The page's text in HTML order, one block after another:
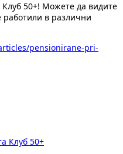
50+! Можете да видите
работили в различни
pensionirane-pri-
Клуб 50+